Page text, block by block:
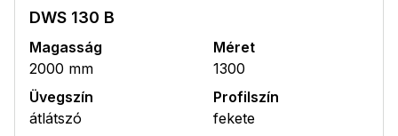
DWS 130 B
Magasság
2000 mm
Méret
1300
Üvegszín
átlátszó
Profilszín
fekete